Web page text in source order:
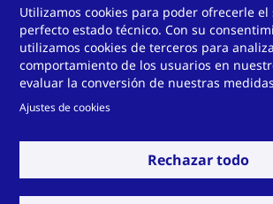
Ver más
Utilizamos cookies para poder ofrecerle el
perfecto estado técnico. Con su
utilizamos cookies de terceros para
comportamiento de los usuarios en
evaluar la conversión de nuestras
Ajustes de cookies
Rechazar todo